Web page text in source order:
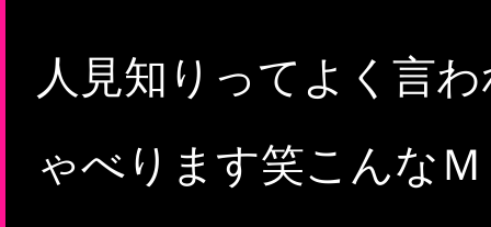
人見知りってよく言
ゃべります笑こんな